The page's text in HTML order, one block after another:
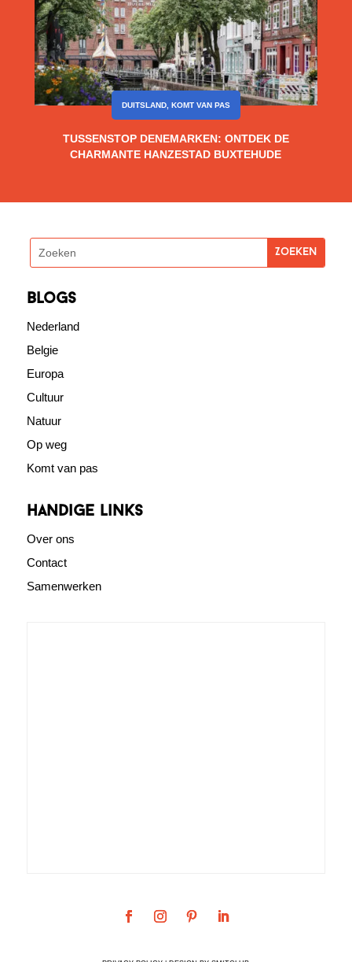
TUSSENSTOP DENEMARKEN: ONTDEK DE
CHARMANTE HANZESTAD BUXTEHUDE
DUITSLAND, KOMT VAN PAS
blogs
Nederland
Belgie
Europa
Cultuur
Natuur
Op weg
Komt van pas
Handige links
Over ons
Contact
Samenwerken